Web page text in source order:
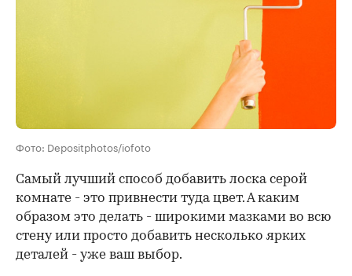
Фото: Depositphotos/iofoto
Самый лучший способ добавить лоска серой
комнате - это привнести туда цвет. А каким
образом это делать - широкими мазками во всю
стену или просто добавить несколько ярких
деталей - уже ваш выбор.